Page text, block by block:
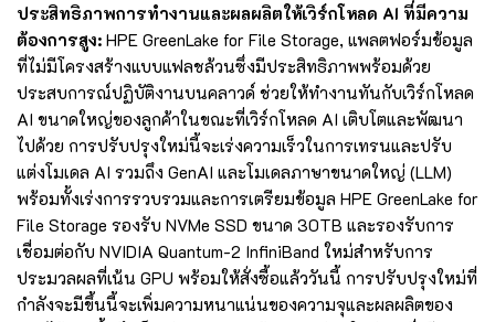
ประสิทธิภาพการทำงานและผลผลิตให้เวิร์กโหลด AI ที่มีความ
ต้องการสูง: HPE GreenLake for File Storage, แพลตฟอร์มข้อมูล
ที่ไม่มีโครงสร้างแบบแฟลชล้วนซึ่งมีประสิทธิภาพพร้อมด้วย
ประสบการณ์ปฏิบัติงานบนคลาวด์ ช่วยให้ทำงานทันกับเวิร์กโหลด
AI ขนาดใหญ่ของลูกค้าในขณะที่เวิร์กโหลด AI เติบโตและพัฒนา
ไปด้วย การปรับปรุงใหม่นี้จะเร่งความเร็วในการเทรนและปรับ
แต่งโมเดล AI รวมถึง GenAI และโมเดลภาษาขนาดใหญ่ (LLM)
พร้อมทั้งเร่งการรวบรวมและการเตรียมข้อมูล HPE GreenLake for
File Storage รองรับ NVMe SSD ขนาด 30TB และรองรับการ
เชื่อมต่อกับ NVIDIA Quantum-2 InfiniBand ใหม่สำหรับการ
ประมวลผลที่เน้น GPU พร้อมให้สั่งซื้อแล้ววันนี้ การปรับปรุงใหม่ที่
กำลังจะมีขึ้นนี้จะเพิ่มความหนาแน่นของความจุและผลผลิตของ